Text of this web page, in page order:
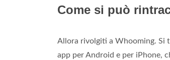
Come si può
Allora rivolgiti a Whooming. Si
app per Android e per iPhone,